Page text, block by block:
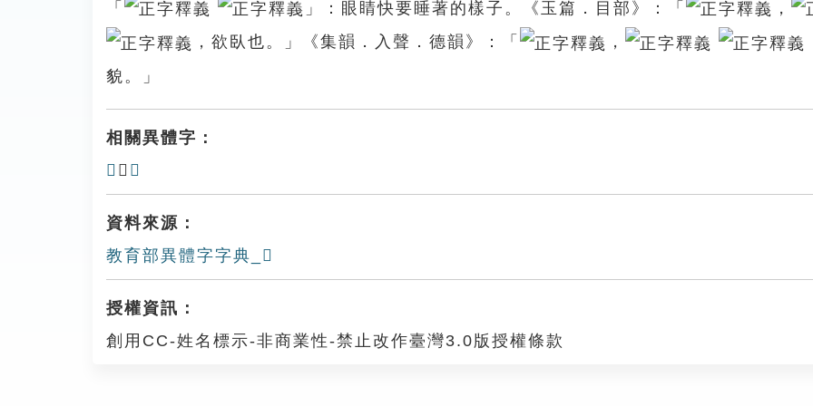
「 」：眼睛快要睡著的樣子。《玉篇．目部》：「
，
，欲臥也。」《集韻．入聲．德韻》：「
，
貌。」
相關異體字：
𥌩 、 𦗟
資料來源：
教育部異體字字典_𥊸
授權資訊：
創用CC-姓名標示-非商業性-禁止改作臺灣3.0版授權條款